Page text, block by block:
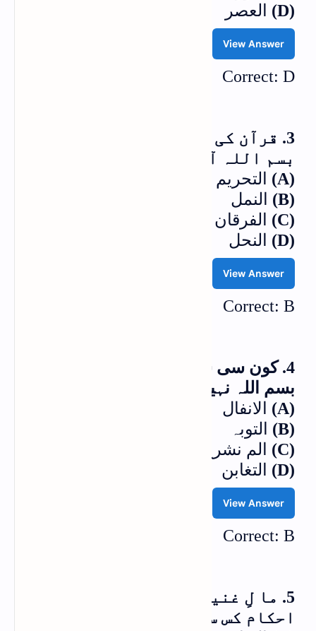
(D)
العصر
View Answer
Correct: D
3. قرآن کی کس سورۃ کے درمیان میں
بسم اللہ آ ئی ہے؟
(A)
التحریم
(B)
النمل
(C)
الفرقان
(D)
النحل
View Answer
Correct: B
4. کون سی سورۃ ہے جس کے آغاز میں
بسم اللہ نہیں لکھی گئی؟
(A)
الانفال
(B)
التوبہ
(C)
الم نشرح
(D)
التغابن
View Answer
Correct: B
5. ما لِ غنیمت کی تقسیم کے متعلق
احکام کس سورۃ میں ہیں؟